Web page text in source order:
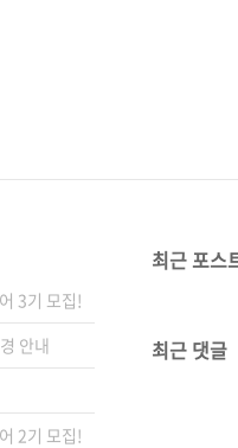
3기 모집!
안내
2기 모집!
최근 포스
최근 댓글